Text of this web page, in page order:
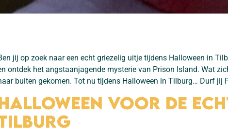
jij op zoek naar een echt griezelig uitje tijdens Halloween in
ontdek het angstaanjagende mysterie van Prison Island. Wat
buiten gekomen. Tot nu tijdens Halloween in Tilburg… Durf jij
voor de